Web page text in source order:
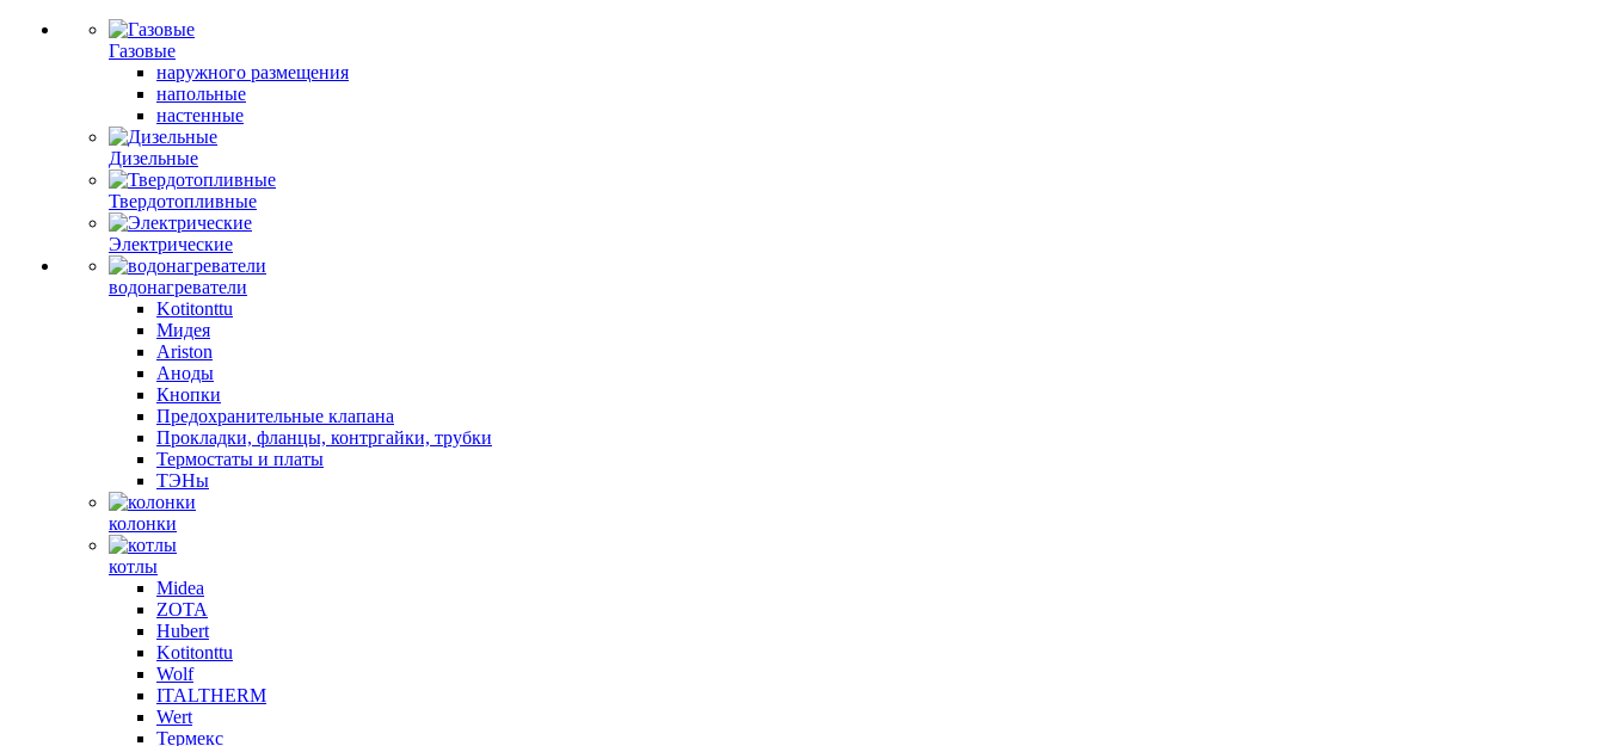
Газовые
наружного размещения
напольные
настенные
Дизельные
Твердотопливные
Электрические
водонагреватели
Kotitonttu
Мидея
Ariston
Аноды
Кнопки
Предохранительные клапана
Прокладки, фланцы, контргайки, трубки
Термостаты и платы
ТЭНы
колонки
котлы
Midea
ZOTA
Hubert
Kotitonttu
Wolf
ITALTHERM
Wert
Термекс